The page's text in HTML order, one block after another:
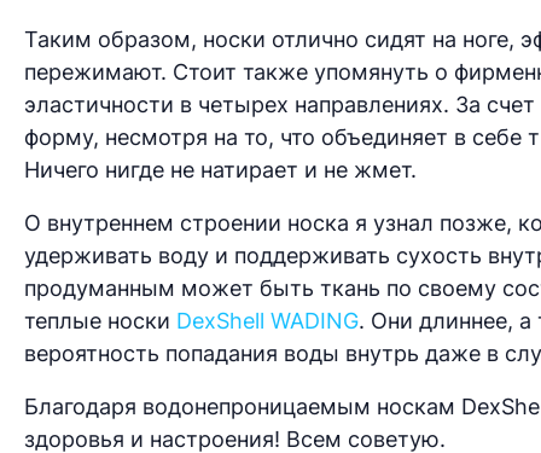
Таким образом, носки отлично сидят на ноге,
пережимают. Стоит также упомянуть о
эластичности в четырех направлениях. За
форму, несмотря на то, что объединяет в
Ничего нигде не натирает и не жмет.
О внутреннем строении носка я узнал позже,
удерживать воду и поддерживать сухость
продуманным может быть ткань по своему
теплые носки DexShell WADING. Они длиннее,
вероятность попадания воды внутрь даже в
Благодаря водонепроницаемым носкам
здоровья и настроения! Всем советую.